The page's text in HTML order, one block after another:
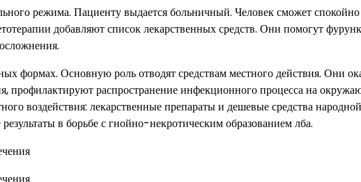
режима. Пациенту выдается больничный. Человек сможет спокойно
добавляют список лекарственных средств. Они помогут
формах. Основную роль отводят средствам местного действия. Они
профилактируют распространение инфекционного процесса на
воздействия: лекарственные препараты и дешевые средства народной
в борьбе с гнойно-некротическим образованием лба.